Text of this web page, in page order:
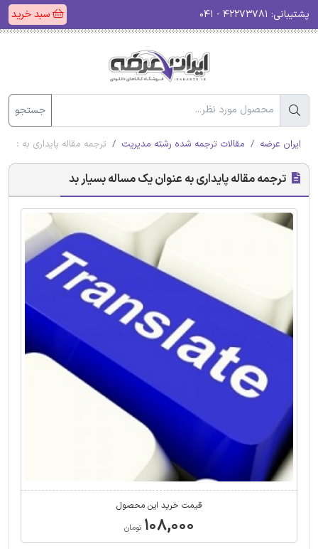
پشتیبانی: سبد خرید
جستجو
ایران عرضه مقالات ترجمه شده رشته مدیریت ترجمه مقاله پایداری به
ترجمه مقاله پایداری به عنوان یک مساله بسیار بد
قیمت خرید این محصول
۱۰۸,۰۰۰ تومان